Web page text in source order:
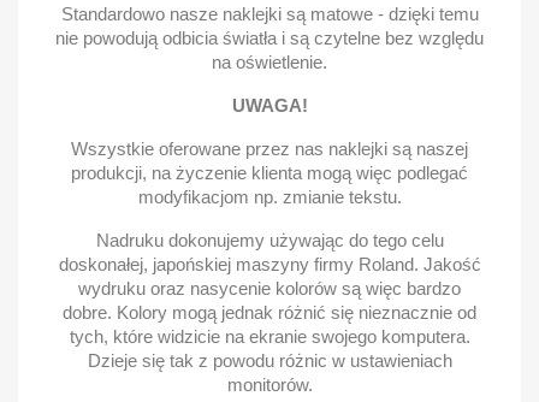
Standardowo nasze naklejki są matowe - dzięki temu
nie powodują odbicia światła i są czytelne bez względu
na oświetlenie.
UWAGA!
Wszystkie oferowane przez nas naklejki są naszej
produkcji, na życzenie klienta mogą więc podlegać
modyfikacjom np. zmianie tekstu.
Nadruku dokonujemy używając do tego celu
doskonałej, japońskiej maszyny firmy Roland. Jakość
wydruku oraz nasycenie kolorów są więc bardzo
dobre. Kolory mogą jednak różnić się nieznacznie od
tych, które widzicie na ekranie swojego komputera.
Dzieje się tak z powodu różnic w ustawieniach
monitorów.